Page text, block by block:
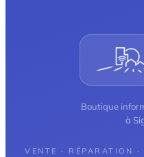
Boutique
à
VENTE · RÉPARATION